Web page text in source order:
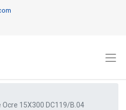
Ocre 15X300 DC119/B.04